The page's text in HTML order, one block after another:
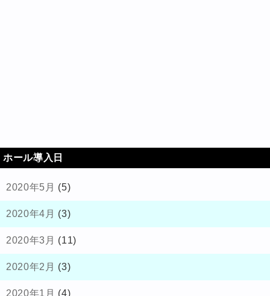
ホール導入日
2020年5月 (5)
2020年4月 (3)
2020年3月 (11)
2020年2月 (3)
2020年1月 (4)